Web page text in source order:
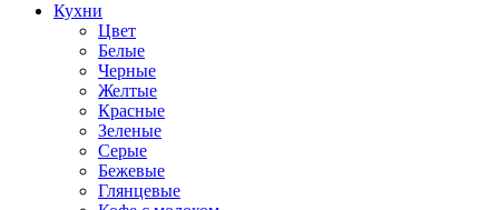
Кухни
Цвет
Белые
Черные
Желтые
Красные
Зеленые
Серые
Бежевые
Глянцевые